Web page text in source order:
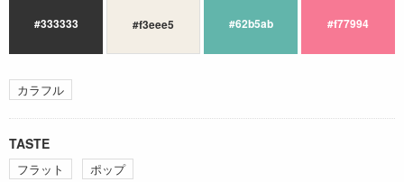
#333333 #f3eee5 #62b5ab #f77994
カラフル
TASTE
フラット ポップ